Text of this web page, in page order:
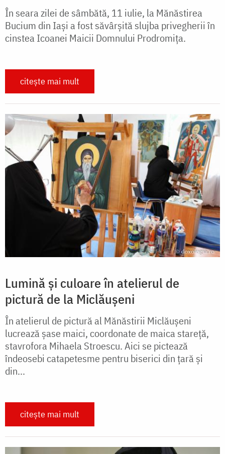
În seara zilei de sâmbătă, 11 iulie, la Mănăstirea
Bucium din Iași a fost săvârșită slujba privegherii în
cinstea Icoanei Maicii Domnului Prodromița.
citește mai mult
Lumină și culoare în atelierul de
pictură de la Miclăușeni
În atelierul de pictură al Mănăstirii Miclăușeni
lucrează șase maici, coordonate de maica stareță,
stavrofora Mihaela Stroescu. Aici se pictează
îndeosebi catapetesme pentru biserici din țară și
din...
citește mai mult